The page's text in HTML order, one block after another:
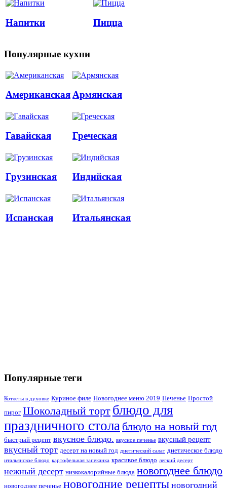
Напитки Пицца
Популярные кухни
АмериканскаяАрмянская
Гавайская Греческая
Грузинская Индийская
Испанская Итальянская
Популярные теги
Котлеты в духовке Куриное филе Новогоднее меню 2019 Печенье Простой
пирог Шоколадный торт блюдо для
праздничного стола блюдо на новый год
быстрый рецепт вкусное блюдо. вкусное печенье вкусный рецепт
вкусный торт десерт на новый год диетический салат диетическое блюдо
итальянское блюдо картофельная запеканка красивое блюдо легкий десерт
нежный десерт низкокалорийные блюда новогоднее блюдо
новогоднее печенье новогодние рецепты новогодний